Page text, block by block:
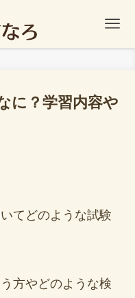
に？学習内容や
てどのような試験
方やどのような検